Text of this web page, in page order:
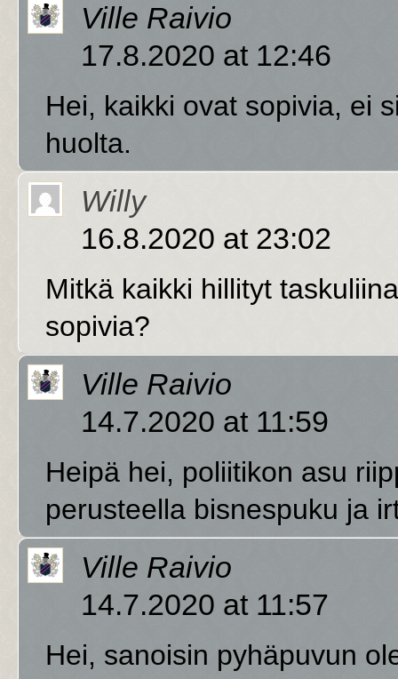
Ville Raivio
17.8.2020 at 12:46
Hei, kaikki ovat sopivia, ei
huolta.
Willy
16.8.2020 at 23:02
Mitkä kaikki hillityt
sopivia?
Ville Raivio
14.7.2020 at 11:59
Heipä hei, poliitikon asu
perusteella bisnespuku ja
Ville Raivio
14.7.2020 at 11:57
Hei, sanoisin pyhäpuvun